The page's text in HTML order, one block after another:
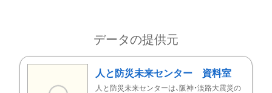
データの提供元
人と防災未来センター 資料室
人と防災未来センターは、阪神・淡路大震災の